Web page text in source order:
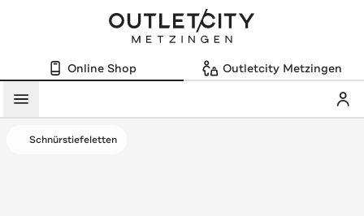
Online Shop Outletcity Metzingen
Menü
Schnürstiefeletten